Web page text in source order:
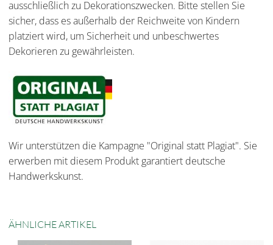
ausschließlich zu Dekorationszwecken. Bitte stellen Sie
sicher, dass es außerhalb der Reichweite von Kindern
platziert wird, um Sicherheit und unbeschwertes
Dekorieren zu gewährleisten.
Wir unterstützen die Kampagne "Original statt Plagiat". Sie
erwerben mit diesem Produkt garantiert deutsche
Handwerkskunst.
ÄHNLICHE ARTIKEL